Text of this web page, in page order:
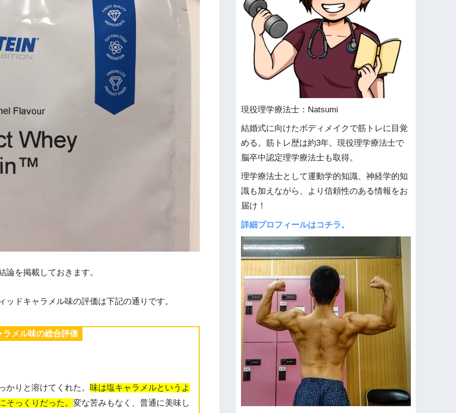
を掲載しておきます。
ドキャラメル味の評価は下記の通りです。
メル味の総合評価
かりと溶けてくれた。 味は塩キャラメルというよ
そっくりだった。 変な苦みもなく、普通に美味し
現役理学療法士：Natsumi
結婚式に向けたボディメイクで筋トレに目覚
める。筋トレ歴は約3年。現役理学療法士で
脳卒中認定理学療法士も取得。
理学療法士として運動学的知識、神経学的知
識も加えながら、より信頼性のある情報をお
届け！
詳細プロフィールはコチラ。